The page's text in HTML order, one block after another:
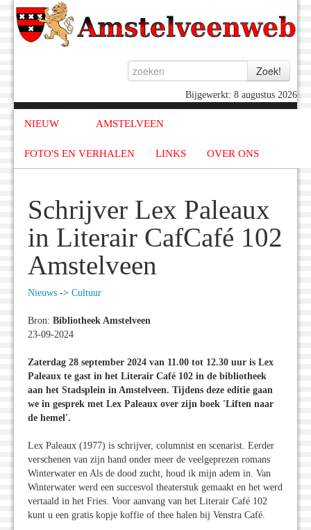
Bijgewerkt: 8 augustus 2026
NIEUW AMSTELVEEN
FOTO'S EN VERHALEN LINKS OVER ONS
Schrijver Lex Paleaux
in Literair CafCafé 102
Amstelveen
Nieuws -> Cultuur
Bron: Bibliotheek Amstelveen
23-09-2024
Zaterdag 28 september 2024 van 11.00 tot 12.30 uur is Lex
Paleaux te gast in het Literair Café 102 in de bibliotheek
aan het Stadsplein in Amstelveen. Tijdens deze editie gaan
we in gesprek met Lex Paleaux over zijn boek 'Liften naar
de hemel'.
Lex Paleaux (1977) is schrijver, columnist en scenarist. Eerder
verschenen van zijn hand onder meer de veelgeprezen romans
Winterwater en Als de dood zucht, houd ik mijn adem in. Van
Winterwater werd een succesvol theaterstuk gemaakt en het werd
vertaald in het Fries. Voor aanvang van het Literair Café 102
kunt u een gratis kopje koffie of thee halen bij Venstra Café.